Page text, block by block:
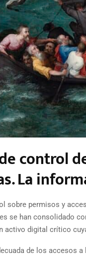
control
La
sobre permisos y
se han consolidado
activo digital crítico
de los accesos